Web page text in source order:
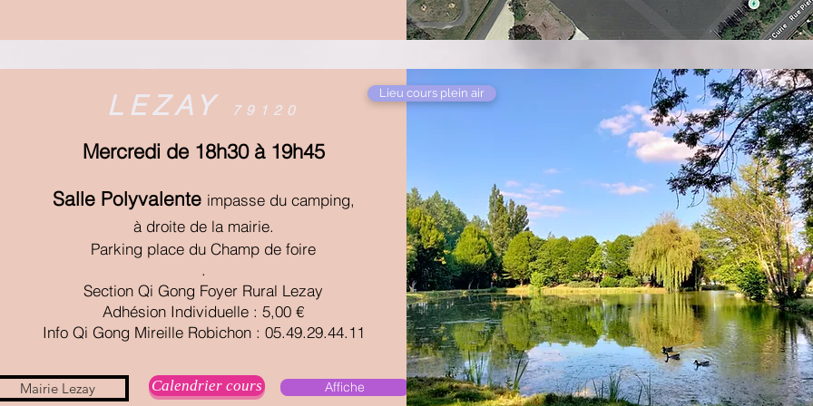
LEZAY 79120
Mercredi de 18h30 à 19h45
Salle Polyvalente impasse du camping,
à droite de la mairie.
Parking place du Champ de foire
.
Section Qi Gong Foyer Rural Lezay
Adhésion Individuelle : 5,00 €
Info Qi Gong Mireille Robichon : 05.49.29.44.11
Mairie Lezay Calendrier cours Affiche
Lieu cours plein air